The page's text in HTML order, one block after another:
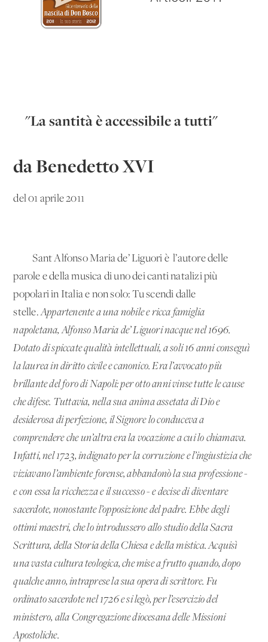
"La santità è accessibile a tutti"
da Benedetto XVI
del 01 aprile 2011
Sant'Alfonso Maria de’ Liguori è l’autore delle
parole e della musica di uno dei canti natalizi più
popolari in Italia e non solo: Tu scendi dalle
stelle.Appartenente a una nobile e ricca famiglia
napoletana, Alfonso Maria de’ Liguori nacque nel 1696.
Dotato di spiccate qualità intellettuali, a soli 16 anni conseguì
la laurea in diritto civile e canonico. Era l’avvocato più
brillante del foro di Napoli: per otto anni vinse tutte le cause
che difese. Tuttavia, nella sua anima assetata di Dio e
desiderosa di perfezione, il Signore lo conduceva a
comprendere che un’altra era la vocazione a cui lo chiamava.
Infatti, nel 1723, indignato per la corruzione e l’ingiustizia che
viziavano l’ambiente forense, abbandonò la sua professione -
e con essa la ricchezza e il successo - e decise di diventare
sacerdote, nonostante l’opposizione del padre. Ebbe degli
ottimi maestri, che lo introdussero allo studio della Sacra
Scrittura, della Storia della Chiesa e della mistica. Acquisì
una vasta cultura teologica, che mise a frutto quando, dopo
qualche anno, intraprese la sua opera di scrittore. Fu
ordinato sacerdote nel 1726 e si legò, per l’esercizio del
ministero, alla Congregazione diocesana delle Missioni
Apostoliche.